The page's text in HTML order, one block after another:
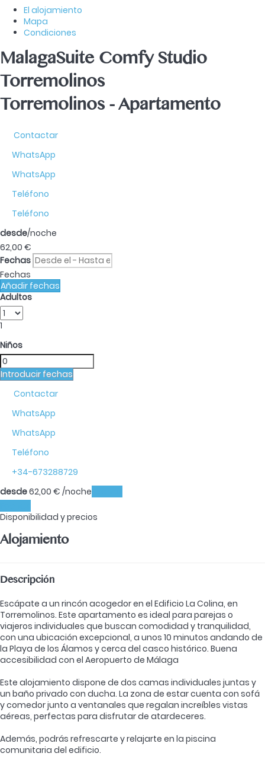
El alojamiento
Mapa
Condiciones
MalagaSuite Comfy Studio
Torremolinos
Torremolinos -Apartamento
Contactar
WhatsApp
WhatsApp
Teléfono
Teléfono
desde/noche
62,00 €
Fechas
Fechas
Añadir fechas
Adultos
1
Niños
Introducir fechas
Contactar
WhatsApp
WhatsApp
Teléfono
+34-673288729
desde62,00 € /noche
Disponibilidad y precios
Alojamiento
Descripción
Escápate a un rincón acogedor en el Edificio La Colina, en
Torremolinos. Este apartamento es ideal para parejas o
viajeros individuales que buscan comodidad y tranquilidad,
con una ubicación excepcional, a unos 10 minutos andando de
la Playa de los Álamos y cerca del casco histórico. Buena
accesibilidad con el Aeropuerto de Málaga
Este alojamiento dispone de dos camas individuales juntas y
un baño privado con ducha. La zona de estar cuenta con sofá
y comedor junto a ventanales que regalan increíbles vistas
aéreas, perfectas para disfrutar de atardeceres.
Además, podrás refrescarte y relajarte en la piscina
comunitaria del edificio.